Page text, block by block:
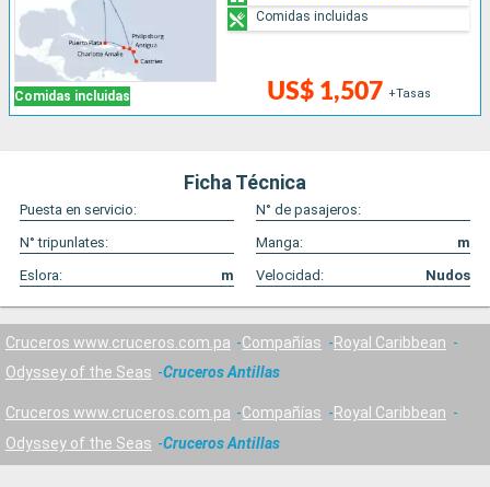
Comidas incluidas US$ 1,507 +Tasas
Comidas incluidas
Ficha Técnica
Puesta en servicio:
N° de pasajeros:
N° tripunlates:
Manga:
m
Eslora:
m Velocidad: Nudos
Cruceros www.cruceros.com.pa Compañías
Royal Caribbean
Odyssey of the Seas
Cruceros Antillas
Cruceros www.cruceros.com.pa Compañías
Royal Caribbean
Odyssey of the Seas
Cruceros Antillas